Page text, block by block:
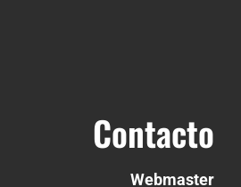
Contacto
Webmaster